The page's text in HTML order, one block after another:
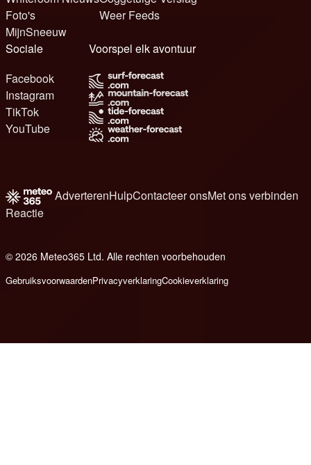
Foto's
MijnSneeuw
Weer Feeds
Sociale
Facebook
Instagram
TikTok
YouTube
Voorspel elk avontuur
AdverterenHulpContacteer onsMet ons verbinden
Reactie
© 2026 Meteo365 Ltd. Alle rechten voorbehouden
GebruiksvoorwaardenPrivacyverklaringCookieverklaring